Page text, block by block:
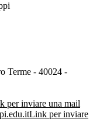
Terme - 40024 -
per inviare una mail
Link per inviare